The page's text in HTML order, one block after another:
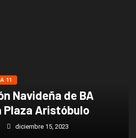
11
Navideña de BA
Plaza Aristóbulo
diciembre 15, 2023